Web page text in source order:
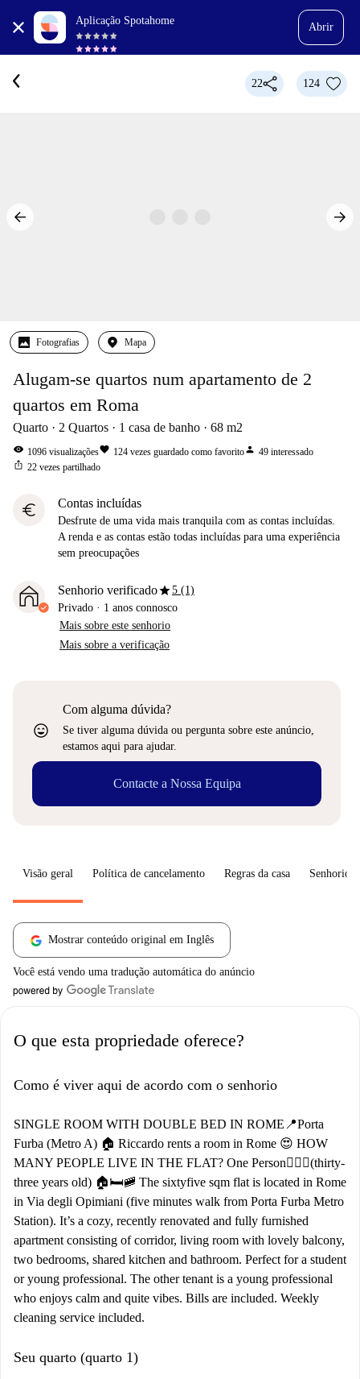
Aplicação Spotahome
Abrir
22 124
Fotografias Mapa
Alugam-se quartos num apartamento de 2
quartos em Roma
Quarto 2 Quartos 1 casa de banho 68 m2
visibility 1096 visualizaçõesfavorite 124 vezes guardado como favoritoperson 49 interessado
ios_share 22 vezes partilhado
euro Contas incluídas
Desfrute de uma vida mais tranquila com as contas incluídas.
A renda e as contas estão todas incluídas para uma experiência
sem preocupações
Senhorio verificadostar5 (1)
Privado · 1 anos connosco
Mais sobre este senhorio
Mais sobre a verificação
sentiment_very_satisfied
Com alguma dúvida?
Se tiver alguma dúvida ou pergunta sobre este anúncio,
estamos aqui para ajudar.
Contacte a Nossa Equipa
Visão geral Política de cancelamento Regras da casa Senhorio
Mostrar conteúdo original em Inglês
Você está vendo uma tradução automática do anúncio
O que esta propriedade oferece?
Como é viver aqui de acordo com o senhorio
SINGLE ROOM WITH DOUBLE BED IN ROME📍Porta
Furba (Metro A) 🏠 Riccardo rents a room in Rome 😍 HOW
MANY PEOPLE LIVE IN THE FLAT? One Person🧍🏼‍♂️(thirty-
three years old) 🏠🛏️🚞 The sixtyfive sqm flat is located in Rome
in Via degli Opimiani (five minutes walk from Porta Furba Metro
Station). It’s a cozy, recently renovated and fully furnished
apartment consisting of corridor, living room with lovely balcony,
two bedrooms, shared kitchen and bathroom. Perfect for a student
or young professional. The other tenant is a young professional
who enjoys calm and quite vibes. Bills are included. Weekly
cleaning service included.
Seu quarto (quarto 1)